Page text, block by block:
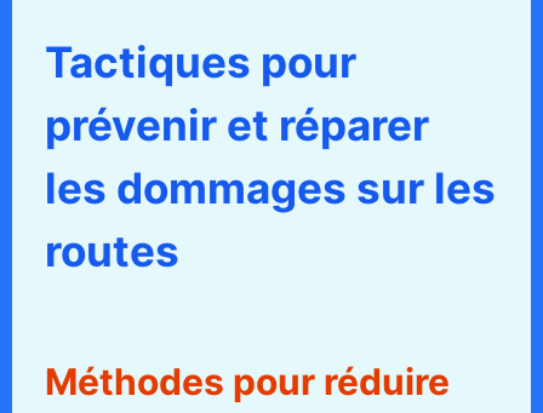
Tactiques pour
prévenir et réparer
les dommages sur les
routes
Méthodes pour réduire